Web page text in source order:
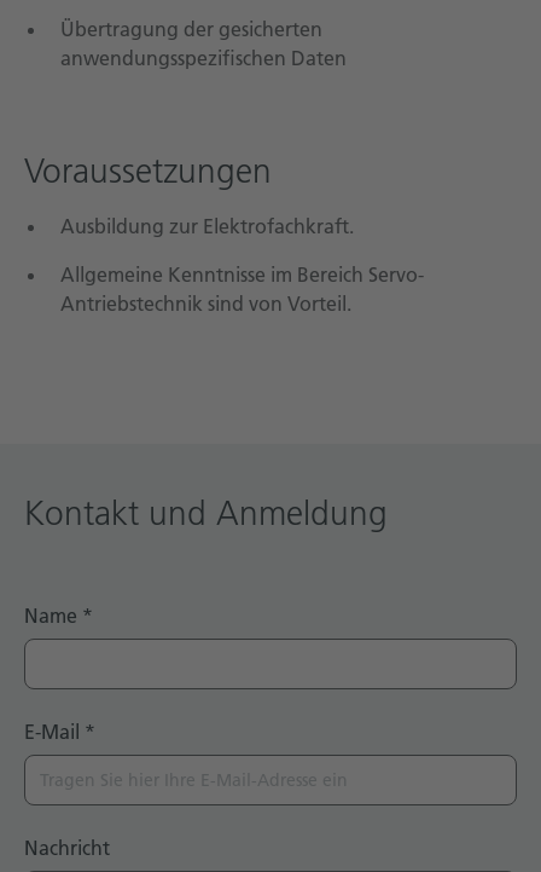
Übertragung der gesicherten
anwendungsspezifischen Daten
Voraussetzungen
Ausbildung zur Elektrofachkraft.
Allgemeine Kenntnisse im Bereich Servo-
Antriebstechnik sind von Vorteil.
Kontakt und Anmeldung
Name *
E-Mail *
Nachricht